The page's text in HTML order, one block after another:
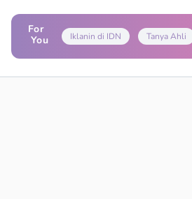
For
You
Iklanin di IDN Tanya Ahli